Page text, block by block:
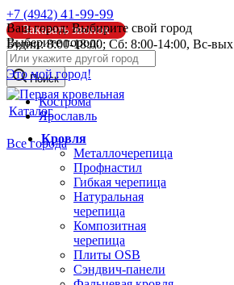
Ваш город: Выбирите свой город
Выберите город:
Это мой город!
Кострома
Ярославль
Все города
+7 (4942) 41-99-99
Заказать звонок
Будни: 8:00-18:00; Сб: 8:00-14:00, Вс-вых
info@pk44.ru
Поиск
Каталог
Кровля
Металлочерепица
Профнастил
Гибкая черепица
Натуральная
черепица
Композитная
черепица
Плиты OSB
Сэндвич-панели